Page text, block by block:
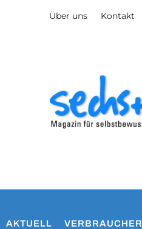
Über uns Kontakt
AKTUELL VERBRAUCHER